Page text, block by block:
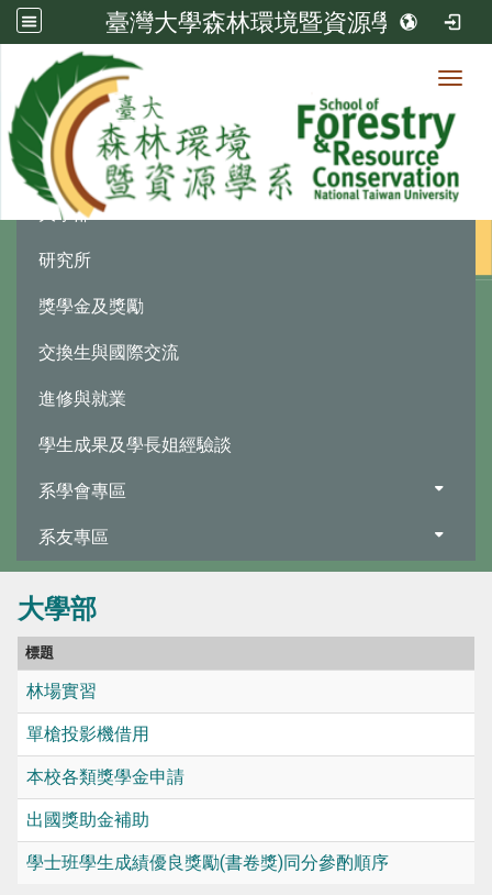
臺灣大學森林環境暨資源學系
學生園地
大學部
研究所
獎學金及獎勵
交換生與國際交流
進修與就業
學生成果及學長姐經驗談
系學會專區
系友專區
大學部
標題
林場實習
單槍投影機借用
本校各類獎學金申請
出國獎助金補助
學士班學生成績優良獎勵(書卷獎)同分參酌順序